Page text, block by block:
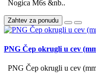
Nogica M6s &nb..
Zahtev za ponudu
PNG Čep okrugli u cev
PNG Čep okrugli u cev